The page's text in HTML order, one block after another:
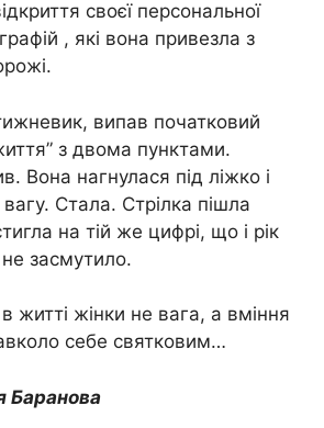
своєї персональної
, які вона привезла з
випав початковий
з двома пунктами.
Вона нагнулася під ліжко і
вагу. Стала. Стрілка пішла
на тій же цифрі, що і рік
засмутило.
житті жінки не вага, а вміння
себе святковим…
Баранова